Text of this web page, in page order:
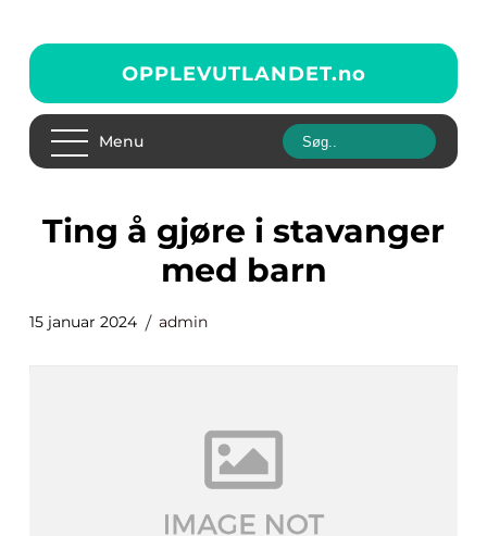
OPPLEVUTLANDET.no
Menu
ting å gjøre i stavanger
med barn
15 januar 2024 admin